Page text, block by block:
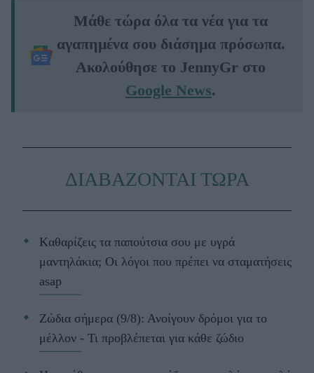
Μάθε τώρα όλα τα νέα για τα
αγαπημένα σου διάσημα πρόσωπα.
Ακολούθησε το JennyGr στο
Google News.
ΔΙΑΒΑΖΟΝΤΑΙ ΤΩΡΑ
Kαθαρίζεις τα παπούτσια σου με υγρά
μαντηλάκια; Οι λόγοι που πρέπει να σταματήσεις
asap
Ζώδια σήμερα (9/8): Ανοίγουν δρόμοι για το
μέλλον - Τι προβλέπεται για κάθε ζώδιο